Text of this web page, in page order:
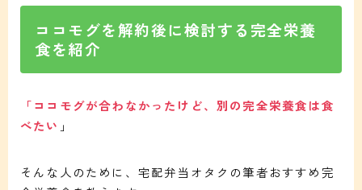
ココモグを解約後に検討する完全栄養
食を紹介
「ココモグが合わなかったけど、別の完全栄養食は食
べたい 」
そんな人のために、宅配弁当オタクの筆者おすすめ完